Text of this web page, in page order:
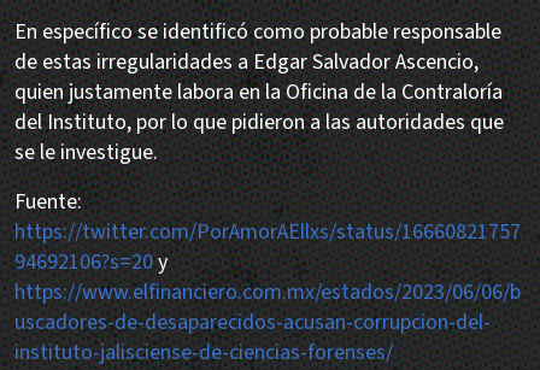
En específico se identificó como probable responsable
de estas irregularidades a Edgar Salvador Ascencio,
quien justamente labora en la Oficina de la Contraloría
del Instituto, por lo que pidieron a las autoridades que
se le investigue.
Fuente:
https://twitter.com/PorAmorAEllxs/status/16660821757
94692106?s=20y
https://www.elfinanciero.com.mx/estados/2023/06/06/b
uscadores-de-desaparecidos-acusan-corrupcion-del-
instituto-jalisciense-de-ciencias-forenses/